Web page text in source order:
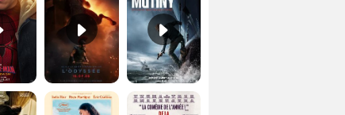
Les Matins merveilleux Bande-annonce VF De la Comédie-Française Teaser VF